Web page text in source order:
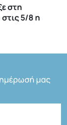
στη
5/8 η
μας